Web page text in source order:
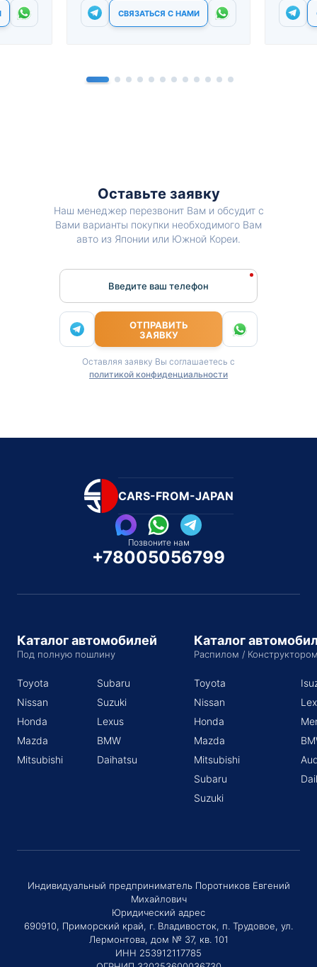
СВЯЗАТЬСЯ С НАМИ
Оставьте заявку
Наш менеджер перезвонит Вам и обсудит с
Вами варианты покупки необходимого Вам
авто из Японии или Южной Кореи.
Введите ваш телефон
ОТПРАВИТЬ
ЗАЯВКУ
Оставляя заявку Вы соглашаетесь с
политикой конфиденциальности
CARS-FROM-JAPAN
Позвоните нам
+78005056799
Каталог автомобилей
Под полную пошлину
Toyota
Nissan
Honda
Mazda
Mitsubishi
Subaru
Suzuki
Lexus
BMW
Daihatsu
Каталог
Распилом /
Toyota
Nissan
Honda
Mazda
Mitsubishi
Subaru
Suzuki
Индивидуальный предприниматель Поротников Евгений
Михайлович
Юридический адрес
690910, Приморский край, г. Владивосток, п. Трудовое, ул.
Лермонтова, дом № 37, кв. 101
ИНН 253912117785